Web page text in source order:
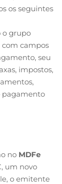
os seguintes
o grupo
com campos
seu
impostos,
pagamento
no MDFe
um novo
o emitente